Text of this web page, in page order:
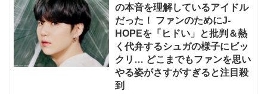
の本音を理解しているアイドル
だった！ ファンのためにJ-
HOPEを「ヒドい」と批判＆熱
く代弁するシュガの様子にビッ
クリ… どこまでもファンを思い
やる姿がさすがすぎると注目殺
到